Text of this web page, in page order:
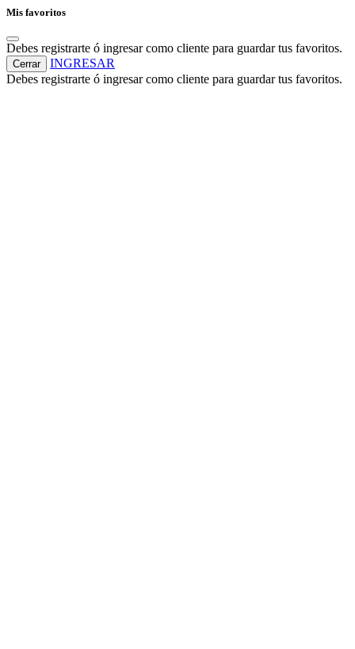
Mis favoritos
Debes registrarte ó ingresar como cliente para guardar tus favoritos.
Cerrar
INGRESAR
Debes registrarte ó ingresar como cliente para guardar tus favoritos.